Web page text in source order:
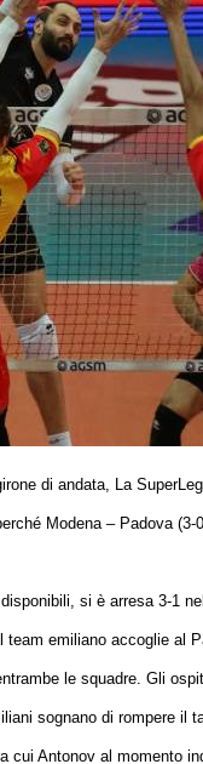
di andata, La
Modena – Padova
si è arresa 3-1
emiliano accoglie al
le squadre. Gli
sognano di rompere il
cui Antonov al momento